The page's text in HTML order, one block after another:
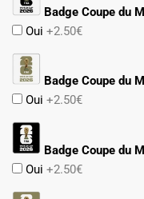
Badge Coupe du
Oui +2.50€
Badge Coupe du
Oui +2.50€
Badge Coupe du
Oui +2.50€